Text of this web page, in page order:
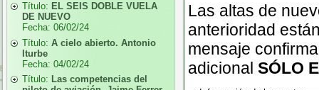
Título: EL SEIS DOBLE VUELA
DE NUEVO
Fecha: 06/02/24
Título: A cielo abierto. Antonio
Iturbe
Fecha: 04/02/24
Título: Las competencias del
Las altas de
anterioridad
mensaje
adicional SÓLO